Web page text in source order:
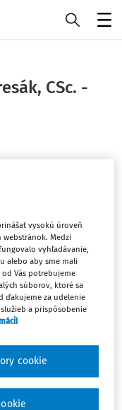
CSc. -
J. (eds.):
rady
vysokú úroveň
Medzi
vyhľadávanie,
alebo aby sme mali
Vás potrebujeme
súborov, ktoré sa
ďakujeme za udelenie
a prispôsobenie
cookie